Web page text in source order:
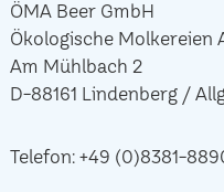
ÖMA Beer GmbH
Ökologische Molkereien
Am Mühlbach 2
D-88161 Lindenberg /
Telefon: +49 (0)8381-